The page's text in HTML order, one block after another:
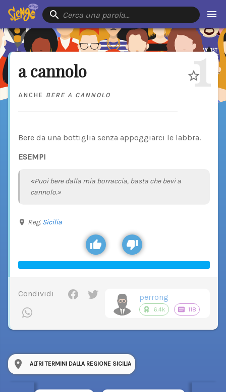
Cerca una parola…
a cannolo
ANCHE BERE A CANNOLO 1
Bere da una bottiglia senza appoggiarci le labbra.
ESEMPI
«Puoi bere dalla mia borraccia, basta che bevi a
cannolo.»
Reg. Sicilia
Condividi perrong
6.4k 118
ALTRI TERMINI DALLA REGIONE SICILIA